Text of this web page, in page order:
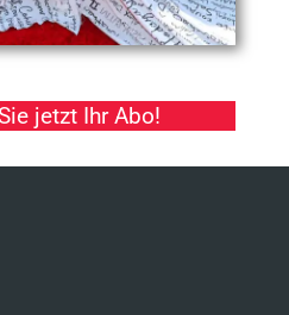
jetzt Ihr Abo!